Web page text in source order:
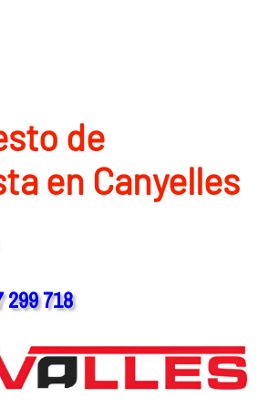
de
en Canyelles
299 718